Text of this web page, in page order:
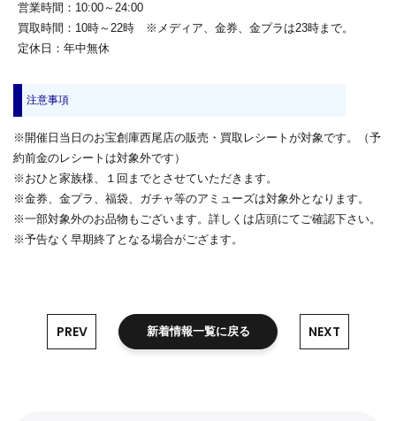
営業時間：10:00～24:00
買取時間：10時～22時 ※メディア、金券、金プラは23時まで。
定休日：年中無休
注意事項
※開催日当日のお宝創庫西尾店の販売・買取レシートが対象です。（予
約前金のレシートは対象外です）
※おひと家族様、１回までとさせていただきます。
※金券、金プラ、福袋、ガチャ等のアミューズは対象外となります。
※一部対象外のお品物もございます。詳しくは店頭にてご確認下さい。
※予告なく早期終了となる場合がござます。
PREV 新着情報一覧に戻る NEXT